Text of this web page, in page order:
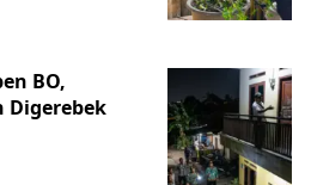
BO,
Digerebek